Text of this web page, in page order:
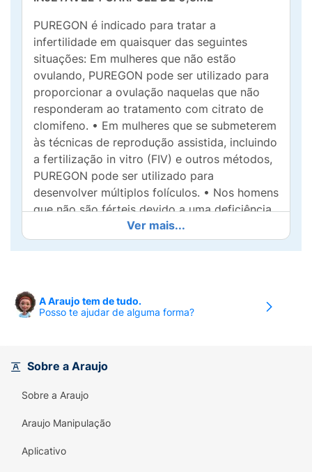
PUREGON é indicado para tratar a
infertilidade em quaisquer das seguintes
situações: Em mulheres que não estão
ovulando, PUREGON pode ser utilizado para
proporcionar a ovulação naquelas que não
responderam ao tratamento com citrato de
clomifeno. • Em mulheres que se submeterem
às técnicas de reprodução assistida, incluindo
a fertilização in vitro (FIV) e outros métodos,
PUREGON pode ser utilizado para
desenvolver múltiplos folículos. • Nos homens
que não são férteis devido a uma deficiência
hormonal, PUREGON pode ser utilizado para
a produção do esperma.
folículo estimulante (FSH). O FSH pertence ao
grupo das gonadotropinas que desempenha
necessário para o crescimento e
desenvolvimento dos folículos nos ovários.
Os folículos são pequenas bolsas que contêm
os óvulos. No homem, o FSH é necessário
Ver mais...
A Araujo tem de tudo.
Posso te ajudar de alguma forma?
Sobre a Araujo
Sobre a Araujo
Araujo Manipulação
Aplicativo